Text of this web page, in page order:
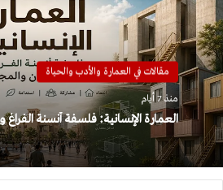
مقالات في العمارة والأدب والحياة
منذ 7 أيام
العمارة الإنسانية: فلسفة أنسنة الفراغ